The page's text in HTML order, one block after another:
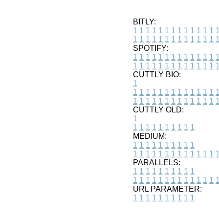
BITLY:
1 1 1 1 1 1 1 1 1 1 1 1 1 1
1 1 1 1 1 1 1 1 1 1 1 1 1 1
SPOTIFY:
1 1 1 1 1 1 1 1 1 1 1 1 1 1
1 1 1 1 1 1 1 1 1 1 1 1 1 1
CUTTLY BIO:
1
1 1 1 1 1 1 1 1 1 1 1 1 1 1
1 1 1 1 1 1 1 1 1 1 1 1 1 1
CUTTLY OLD:
1
1 1 1 1 1 1 1 1 1 1
MEDIUM:
1 1 1 1 1 1 1 1 1 1
1 1 1 1 1 1 1 1 1 1 1 1 1 1
PARALLELS:
1 1 1 1 1 1 1 1 1 1
1 1 1 1 1 1 1 1 1 1 1 1 1 1
URL PARAMETER:
1 1 1 1 1 1 1 1 1 1